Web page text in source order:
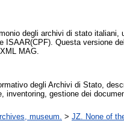
degli archivi di stato
ISAAR(CPF). Questa versione
MAG.
degli Archivi di Stato,
inventoring, gestione dei
museum. > JZ. None of